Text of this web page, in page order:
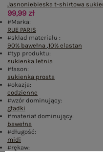
Jasnoniebieska t-shirtowa
99,99 zł
#Marka:
RUE PARIS
#skład materiału :
90% bawełna ,10% elastan
#typ produktu:
sukienka letnia
#fason:
sukienka prosta
#okazja:
codzienne
#wzór dominujący:
gładki
#materiał dominujący:
bawełna
#długość:
midi
#rękaw: